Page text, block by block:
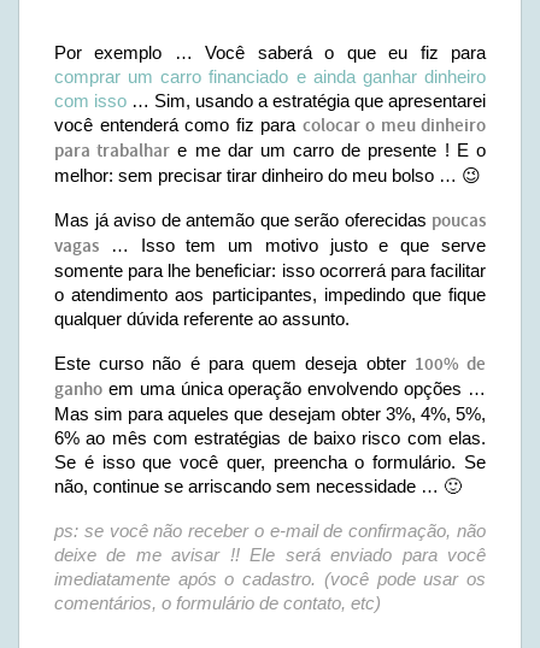
Por exemplo … Você saberá o que eu fiz para
comprar um carro financiado e ainda ganhar dinheiro
com isso … Sim, usando a estratégia que apresentarei
você entenderá como fiz para colocar o meu dinheiro
para trabalhar e me dar um carro de presente ! E o
melhor: sem precisar tirar dinheiro do meu bolso … 😉
Mas já aviso de antemão que serão oferecidas poucas
vagas … Isso tem um motivo justo e que serve
somente para lhe beneficiar: isso ocorrerá para facilitar
o atendimento aos participantes, impedindo que fique
qualquer dúvida referente ao assunto.
Este curso não é para quem deseja obter 100% de
ganho em uma única operação envolvendo opções …
Mas sim para aqueles que desejam obter 3%, 4%, 5%,
6% ao mês com estratégias de baixo risco com elas.
Se é isso que você quer, preencha o formulário. Se
não, continue se arriscando sem necessidade … 🙂
ps: se você não receber o e-mail de confirmação, não
deixe de me avisar !! Ele será enviado para você
imediatamente após o cadastro. (você pode usar os
comentários, o formulário de contato, etc)